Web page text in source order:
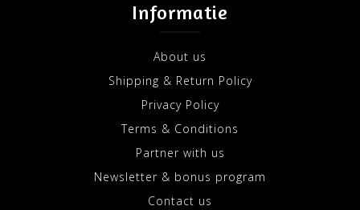
Informatie
About us
Shipping & Return Policy
Privacy Policy
Terms & Conditions
Partner with us
Newsletter & bonus program
Contact us